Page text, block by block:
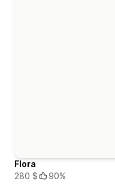
Flora
280 $
90%